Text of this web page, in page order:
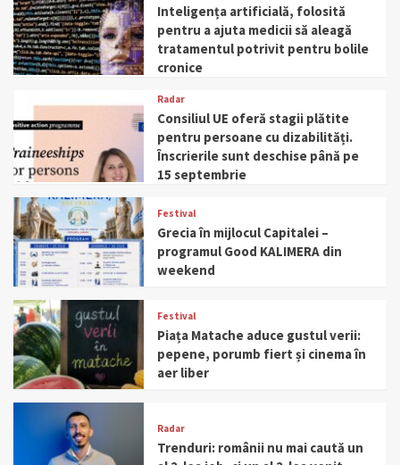
Inteligența artificială, folosită
pentru a ajuta medicii să aleagă
tratamentul potrivit pentru bolile
cronice
Radar
Consiliul UE oferă stagii plătite
pentru persoane cu dizabilități.
Înscrierile sunt deschise până pe
15 septembrie
Festival
Grecia în mijlocul Capitalei –
programul Good KALIMERA din
weekend
Festival
Piața Matache aduce gustul verii:
pepene, porumb fiert și cinema în
aer liber
Radar
Trenduri: românii nu mai caută un